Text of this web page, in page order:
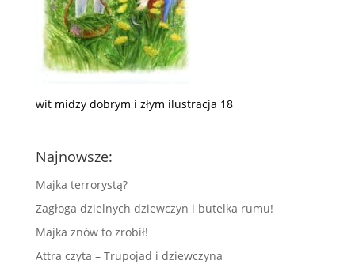
wit midzy dobrym i złym ilustracja 18
Najnowsze:
Majka terrorystą?
Zagłoga dzielnych dziewczyn i butelka rumu!
Majka znów to zrobił!
Attra czyta – Trupojad i dziewczyna